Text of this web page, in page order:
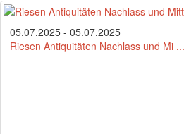
05.07.2025 - 05.07.2025
Riesen Antiquitäten Nachlass und Mi ...